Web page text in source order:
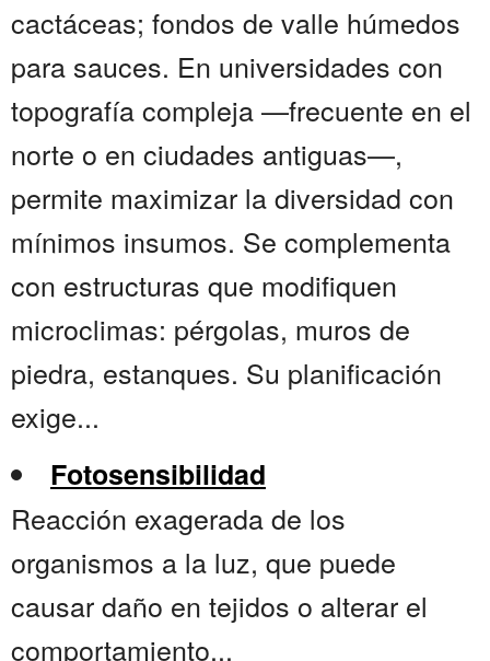
cactáceas; fondos de valle húmedos
para sauces. En universidades con
topografía compleja —frecuente en el
norte o en ciudades antiguas—,
permite maximizar la diversidad con
mínimos insumos. Se complementa
con estructuras que modifiquen
microclimas: pérgolas, muros de
piedra, estanques. Su planificación
exige...
Fotosensibilidad
Reacción exagerada de los
organismos a la luz, que puede
causar daño en tejidos o alterar el
comportamiento...